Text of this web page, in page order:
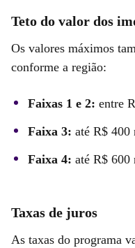
Teto do valor dos
Os valores máximos
conforme a região:
Faixas 1 e 2: entre
Faixa 3: até R$ 400
Faixa 4: até R$ 600
Taxas de juros
As taxas do programa